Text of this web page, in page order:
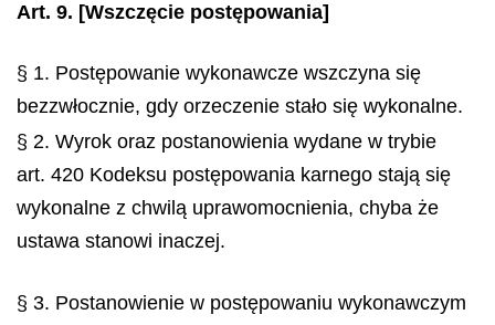
Art. 9. [Wszczęcie postępowania]
§ 1. Postępowanie wykonawcze wszczyna się
bezzwłocznie, gdy orzeczenie stało się wykonalne.
§ 2. Wyrok oraz postanowienia wydane w trybie
art. 420 Kodeksu postępowania karnego stają się
wykonalne z chwilą uprawomocnienia, chyba że
ustawa stanowi inaczej.
§ 3. Postanowienie w postępowaniu wykonawczym